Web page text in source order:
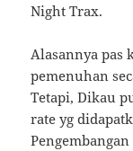
Night Trax.
Alasannya pas
pemenuhan
Tetapi, Dikau
rate yg